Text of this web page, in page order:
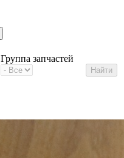
Группа запчастей